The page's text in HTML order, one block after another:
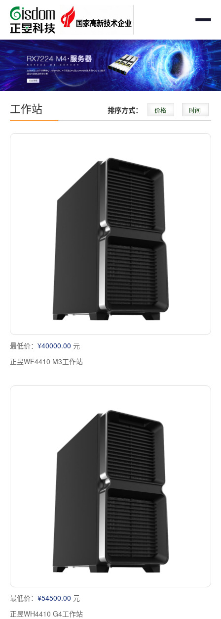
首页
工作站
AMD企业级工作站
Intel 企业级工作站
国产自主可控工作站
便携一体式工作站
多屏工作站
塔式静音通用工作站
服务器
通用服务器
国产自主可控服务器
多路服务器
高频应用服务器
存储服务器
云游戏服务器
边缘计算服务器
存储
定制化案例
品牌定制化
定制化分类
工作站 排序方式： 价格 时间
最低价： ¥40000.00 元
正昱WF4410 M3工作站
最低价： ¥54500.00 元
正昱WH4410 G4工作站